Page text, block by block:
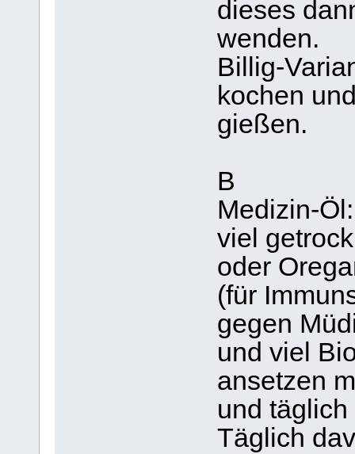
dieses
wenden.
Billig-
kochen
gießen.
B
Medizin-Öl:
viel
oder
(für
gegen
und viel
ansetzen
und
Täglich